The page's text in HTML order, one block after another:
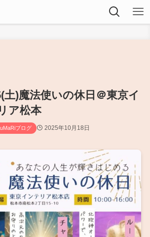
土)魔法使いの休日＠東京イ
ア松本
ブログ 2025年10月18日